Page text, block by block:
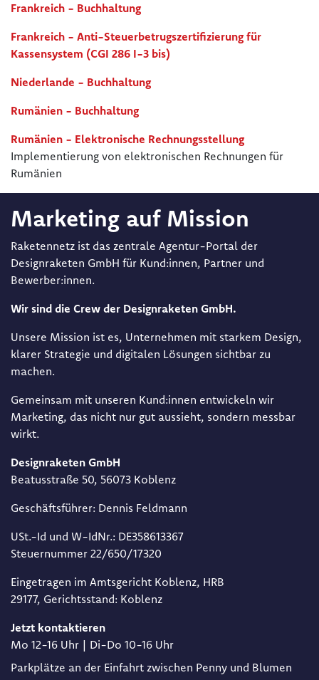
Frankreich - Buchhaltung
Frankreich - Anti-Steuerbetrugszertifizierung für
Kassensystem (CGI 286 I-3 bis)
Niederlande - Buchhaltung
Rumänien - Buchhaltung
Rumänien - Elektronische Rechnungsstellung
Implementierung von elektronischen Rechnungen für
Rumänien
Marketing auf Mission
Raketennetz ist das zentrale Agentur-Portal der
Designraketen GmbH für Kund:innen, Partner und
Bewerber:innen.
Wir sind die Crew der Designraketen GmbH.
Unsere Mission ist es, Unternehmen mit starkem Design,
klarer Strategie und digitalen Lösungen sichtbar zu
machen.
Gemeinsam mit unseren Kund:innen entwickeln wir
Marketing, das nicht nur gut aussieht, sondern messbar
wirkt.
Designraketen GmbH
Beat​usstraße 50, 56073 Koblenz
Geschäftsführer: Dennis Feldmann​
USt.-Id und W-IdNr.: DE358613367​
Steuernummer 22/650/17320​
Eingetragen im Amtsgericht Koblenz, HRB
29177, Gerichtsstand: Koblenz
Jetzt kontaktieren
Mo 12-16 Uhr | Di-Do 10-16 Uhr
Parkplätze an der Einfahrt zwischen Penny und Blumen